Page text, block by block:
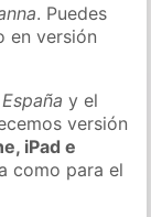
. Puedes
en versión
y el
versión
iPad e
como para el